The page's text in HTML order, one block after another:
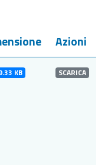
Azioni
KB SCARICA